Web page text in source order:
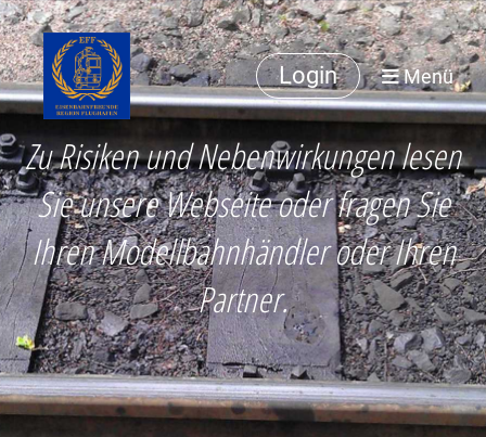
Login Menü
Zu Risiken und Nebenwirkungen lesen
Sie unsere Webseite oder fragen Sie
Ihren Modellbahnhändler oder Ihren
Partner.